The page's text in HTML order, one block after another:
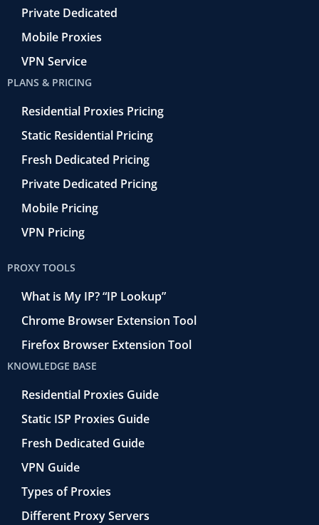
Private Dedicated
Mobile Proxies
VPN Service
PLANS & PRICING
Residential Proxies Pricing
Static Residential Pricing
Fresh Dedicated Pricing
Private Dedicated Pricing
Mobile Pricing
VPN Pricing
PROXY TOOLS
What is My IP? “IP Lookup”
Chrome Browser Extension Tool
Firefox Browser Extension Tool
KNOWLEDGE BASE
Residential Proxies Guide
Static ISP Proxies Guide
Fresh Dedicated Guide
VPN Guide
Types of Proxies
Different Proxy Servers